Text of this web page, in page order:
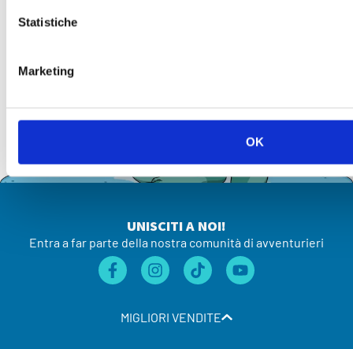
Statistiche
Marketing
OK
UNISCITI A NOI!
Entra a far parte della nostra comunità di avventurieri
MIGLIORI VENDITE